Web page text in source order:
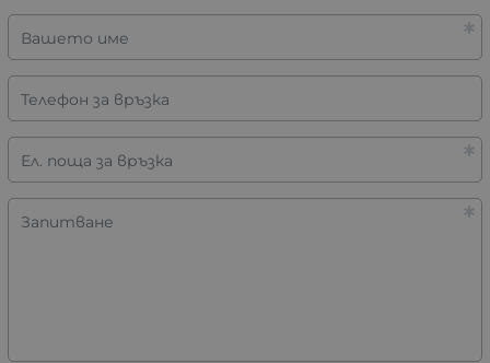
Вашето име
Телефон за връзка
Ел. поща за връзка
Запитване